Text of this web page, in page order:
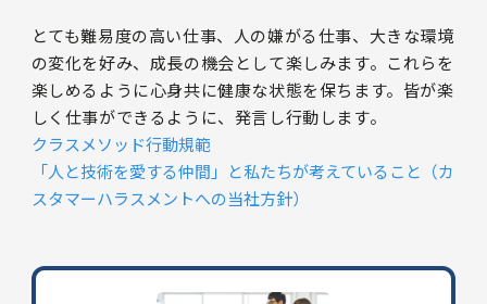
とても難易度の高い仕事、人の嫌がる仕事、大きな環境
の変化を好み、成長の機会として楽しみます。これらを
楽しめるように心身共に健康な状態を保ちます。皆が楽
しく仕事ができるように、発言し行動します。
クラスメソッド行動規範
「人と技術を愛する仲間」と私たちが考えていること（カ
スタマーハラスメントへの当社方針）